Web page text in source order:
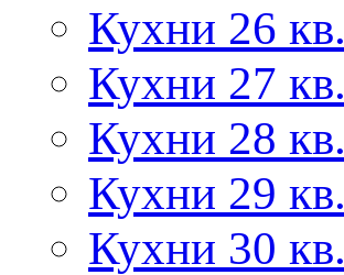
Кухни 26
Кухни 27
Кухни 28
Кухни 29
Кухни 30